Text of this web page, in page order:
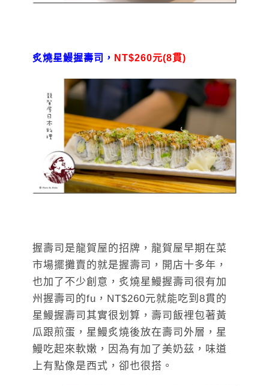
炙燒星鰻握壽司， NT$260元(8貫)
握壽司是龍賀屋的招牌，龍賀屋早期在菜
市場擺攤賣的就是握壽司，開店十多年，
也加了不少創意，炙燒星鰻握壽司很有加
州握壽司的fu，NT$260元就能吃到8貫的
星鰻握壽司其實很划算，壽司飯裡包著黃
瓜跟煎蛋，星鰻炙燒後放在壽司外層，星
鰻吃起來軟嫩，因為有加了美奶茲，味道
上有點像是西式，卻也很搭。